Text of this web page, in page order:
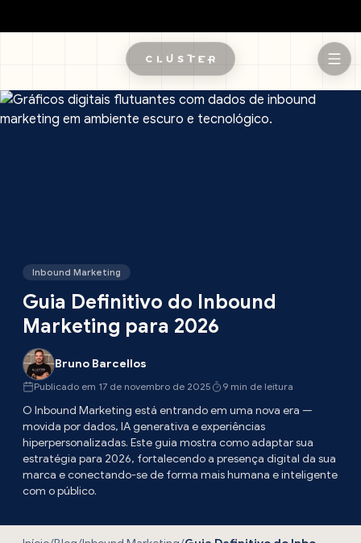
Pular para o conteúdo principal
Inbound Marketing
Guia Definitivo do Inbound
Marketing para 2026
Bruno Barcellos
Publicado em 17 de novembro de 2025 9 min de leitura
O Inbound Marketing está entrando em uma nova era —
movida por dados, IA generativa e experiências
hiperpersonalizadas. Este guia mostra como adaptar sua
estratégia para 2026, fortalecendo a presença digital da sua
marca e conectando-se de forma mais humana e inteligente
com o público.